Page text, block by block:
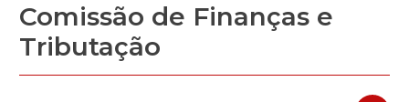
Comissão de Finanças e
Tributação